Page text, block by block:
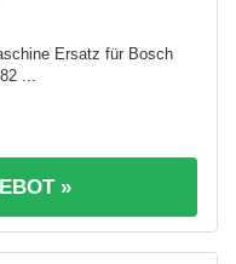
Ersatz für Bosch
...
»